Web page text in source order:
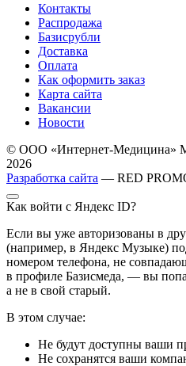
Контакты
Распродажа
Базисрубли
Доставка
Оплата
Как оформить заказ
Карта сайта
Вакансии
Новости
© ООО «Интернет-Медицина»
2026
Разработка сайта — RED
Как войти с Яндекс ID?
Если вы уже авторизованы в
(например, в Яндекс Музыке)
номером телефона, не
в профиле Базисмеда, — вы
а не в свой старый.
В этом случае:
Не будут доступны ваши
Не сохранятся ваши